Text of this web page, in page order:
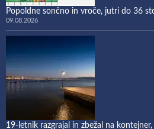
Popoldne sončno in vroče, jutri do 36
09.08.2026
19-letnik razgrajal in zbežal na